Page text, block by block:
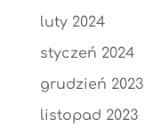
luty 2024
styczeń 2024
grudzień 2023
listopad 2023